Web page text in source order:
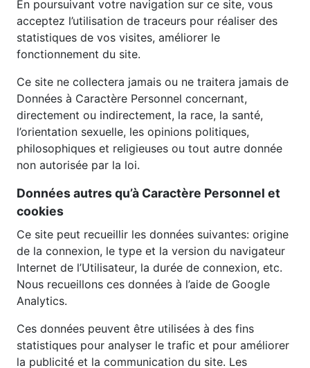
En poursuivant votre navigation sur ce site, vous
acceptez l’utilisation de traceurs pour réaliser des
statistiques de vos visites, améliorer le
fonctionnement du site.
Ce site ne collectera jamais ou ne traitera jamais de
Données à Caractère Personnel concernant,
directement ou indirectement, la race, la santé,
l’orientation sexuelle, les opinions politiques,
philosophiques et religieuses ou tout autre donnée
non autorisée par la loi.
Données autres qu’à Caractère Personnel et
cookies
Ce site peut recueillir les données suivantes: origine
de la connexion, le type et la version du navigateur
Internet de l’Utilisateur, la durée de connexion, etc.
Nous recueillons ces données à l’aide de Google
Analytics.
Ces données peuvent être utilisées à des fins
statistiques pour analyser le trafic et pour améliorer
la publicité et la communication du site. Les